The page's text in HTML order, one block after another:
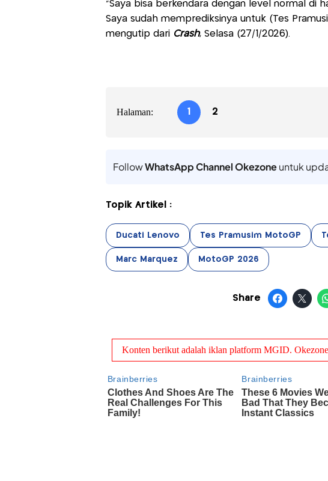
“Saya bisa berkendara dengan level normal di
Saya sudah memprediksinya untuk (Tes
mengutip dari Crash, Selasa (27/1/2026).
Halaman: 1 2
FollowWhatsApp Channel Okezoneuntuk
Topik Artikel :
Ducati Lenovo Tes Pramusim MotoGP
Marc Marquez MotoGP 2026
Share